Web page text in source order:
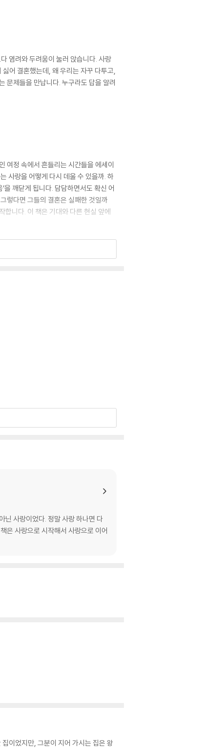
염려와 두려움이 눌러 앉습니다. 사랑
어 결혼했는데, 왜 우리는 자꾸 다투고,
문제들을 만납니다. 누구라도 답을 알려
여정 속에서 흔들리는 시간들을 에세이
사랑을 어떻게 다시 데울 수 있을까. 하
을 깨닫게 됩니다. 담담하면서도 확신 어
렇다면 그들의 결혼은 실패한 것일까
합니다. 이 책은 기대와 다른 현실 앞에
되어 줄 것입니다.
닌 사랑이었다. 정말 사랑 하나면 다
은 사랑으로 시작해서 사랑으로 이어
이었지만, 그분이 지어 가시는 집은 왕